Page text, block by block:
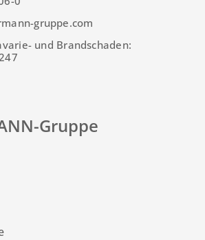
Gruppe
gruppe.com
und Brandschaden: